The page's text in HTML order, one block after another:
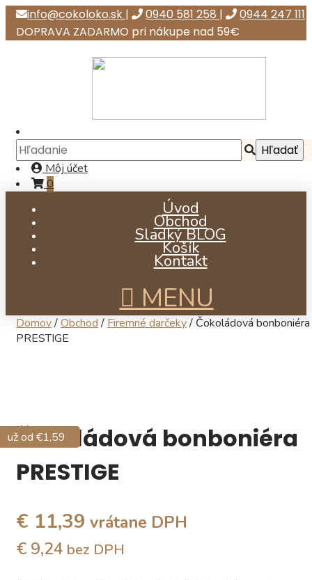
info@cokoloko.sk | 0940 581 258 |
0944 247 111
DOPRAVA ZADARMO pri nákupe nad 59€
Môj účet
0
Úvod
Obchod
Sladký BLOG
Košík
Kontakt
MENU
Domov/Obchod / Firemné darčeky/ Čokoládová bonboniéra
PRESTIGE
Čokoládová bonboniéra
PRESTIGE
€ 11,39 vrátane DPH
€ 9,24 bez DPH
už od €0,22
už od €15,40
už od €4,66
už od €1,59